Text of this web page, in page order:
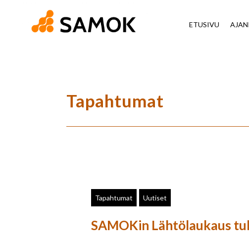
ETUSIVU
Tapahtumat
Tapahtumat Uutiset
SAMOKin Lähtölaukaus